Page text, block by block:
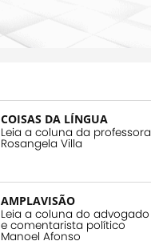
COISAS DA LÍNGUA
Leia a coluna da professora
Rosangela Villa
AMPLAVISÃO
Leia a coluna do advogado
e comentarista político
Manoel Afonso